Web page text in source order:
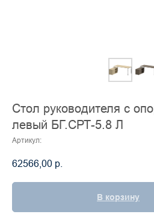
Стол руководителя с
левый БГ.СРТ-5.8 Л
Артикул:
62566,00 р.
В корзину